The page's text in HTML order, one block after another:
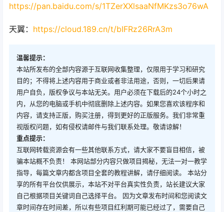
https://pan.baidu.com/s/1TZerXXlsaaNfMKzs3o76wA
天翼： https://cloud.189.cn/t/bIFRz26RrA3m
温馨提示：
本站所发布的全部内容源于互联网收集整理，仅限用于学习和研究
目的；不得将上述内容用于商业或者非法用途，否则，一切后果请
用户自负，版权争议与本站无关。用户必须在下载后的24个小时之
内，从您的电脑或手机中彻底删除上述内容。如果您喜欢该程序和
内容，请支持正版，购买注册，得到更好的正版服务。我们非常重
视版权问题，如有侵权请邮件与我们联系处理。敬请谅解！
重点提示：
互联网转载资源会有一些其他联系方式，请大家不要盲目相信，被
骗本站概不负责！ 本网站部分内容只做项目揭秘，无法一对一教学
指导，每篇文章内都含项目全套的教程讲解，请仔细阅读。 本站分
享的所有平台仅供展示，本站不对平台真实性负责，站长建议大家
自己根据项目关键词自己选择平台。 因为文章发布时间和您阅读文
章时间存在时间差，所以有些项目红利期可能已经过了，需要自己